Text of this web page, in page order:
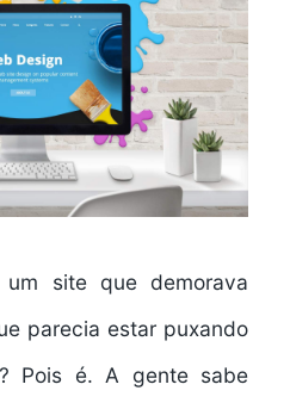
site que demorava
parecia estar puxando
Pois é. A gente sabe